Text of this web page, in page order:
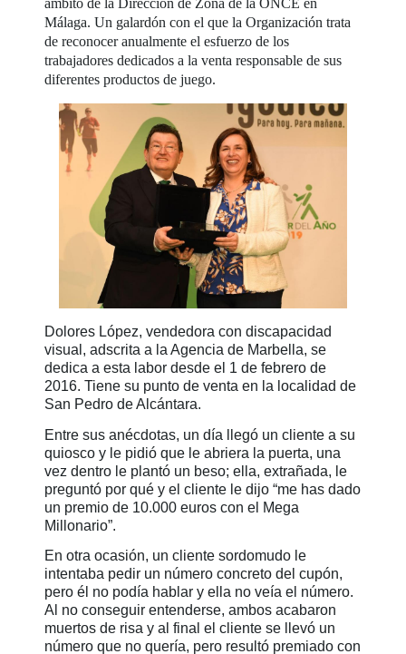
Málaga. Un galardón con el que la Organización trata
de reconocer anualmente el esfuerzo de los
trabajadores dedicados a la venta responsable de sus
diferentes productos de juego.
Dolores López, vendedora con discapacidad
visual, adscrita a la Agencia de Marbella, se
dedica a esta labor desde el 1 de febrero de
2016. Tiene su punto de venta en la localidad de
San Pedro de Alcántara.
Entre sus anécdotas, un día llegó un cliente a su
quiosco y le pidió que le abriera la puerta, una
vez dentro le plantó un beso; ella, extrañada, le
preguntó por qué y el cliente le dijo “me has dado
un premio de 10.000 euros con el Mega
Millonario”.
En otra ocasión, un cliente sordomudo le
intentaba pedir un número concreto del cupón,
pero él no podía hablar y ella no veía el número.
Al no conseguir entenderse, ambos acabaron
muertos de risa y al final el cliente se llevó un
número que no quería, pero resultó premiado con